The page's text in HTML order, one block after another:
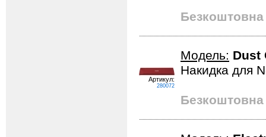
Безкоштовна
Артикул:
280072
Модель: Dust
Накидка для
Безкоштовна